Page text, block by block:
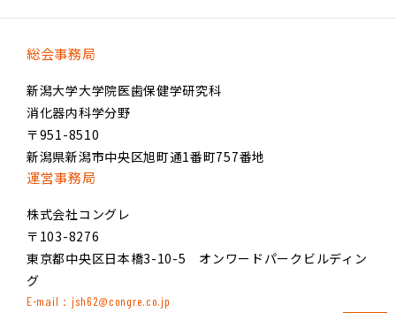
総会事務局
新潟大学大学院医歯保健学研究科
消化器内科学分野
〒951-8510
新潟県新潟市中央区旭町通1番町757番地
運営事務局
株式会社コングレ
〒103-8276
東京都中央区日本橋3-10-5 オンワードパークビルディン
グ
E-mail：jsh62@congre.co.jp